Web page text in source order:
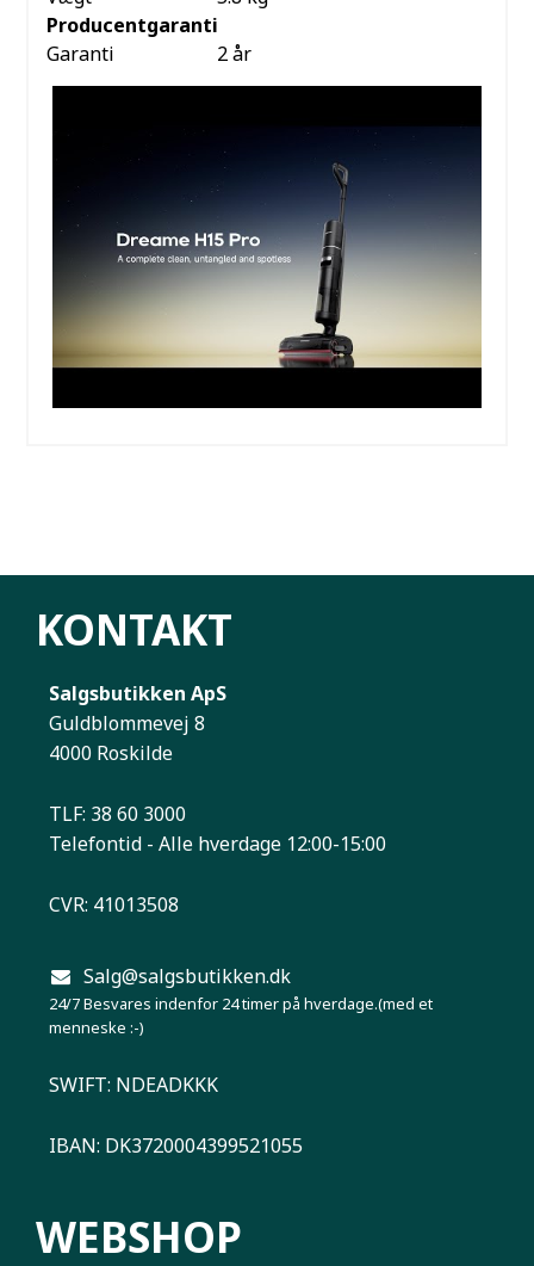
Producentgaranti
Garanti
2 år
KONTAKT
Salgsbutikken ApS
Guldblommevej 8
4000 Roskilde
TLF: 38 60 3000
Telefontid - Alle hverdage 12:00-15:00
CVR: 41013508
Salg@salgsbutikken.dk
24/7 Besvares indenfor 24 timer på hverdage.(med et
menneske :-)
SWIFT: NDEADKKK
IBAN: DK3720004399521055
WEBSHOP